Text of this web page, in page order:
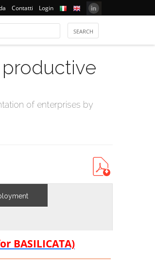
Contatti Login
of enterprises by
BASILICATA)